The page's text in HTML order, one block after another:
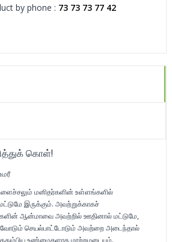
by phone : 73 73 73 77 42
கொள்!
மனிதர்களின் உள்ளங்களில்
இருக்கும். அவற்றுக்காகச்
ஆன்மாவை அவற்றில் ஊதினால் மட்டுமே,
செயல்பாட்டோடும் அவற்றை அடைந்தால்
உண்மைகளாக மாற்றமடையும்.